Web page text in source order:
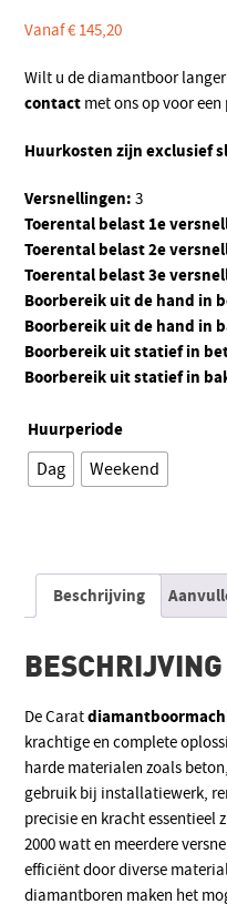
Vanaf€145,20
Wilt u de diamantboor
contact met ons op voor
Huurkosten zijn exclusief
Versnellingen: 3
Toerental belast 1e
Toerental belast 2e
Toerental belast 3e
Boorbereik uit de hand in
Boorbereik uit de hand in
Boorbereik uit statief in
Boorbereik uit statief in
Huurperiode
Dag
Weekend
Beschrijving
BESCHRIJVING
De Carat
krachtige en complete
harde materialen zoals
gebruik bij installatiewerk,
precisie en kracht essentieel
2000 watt en meerdere
efficiënt door diverse
diamantboren maken het